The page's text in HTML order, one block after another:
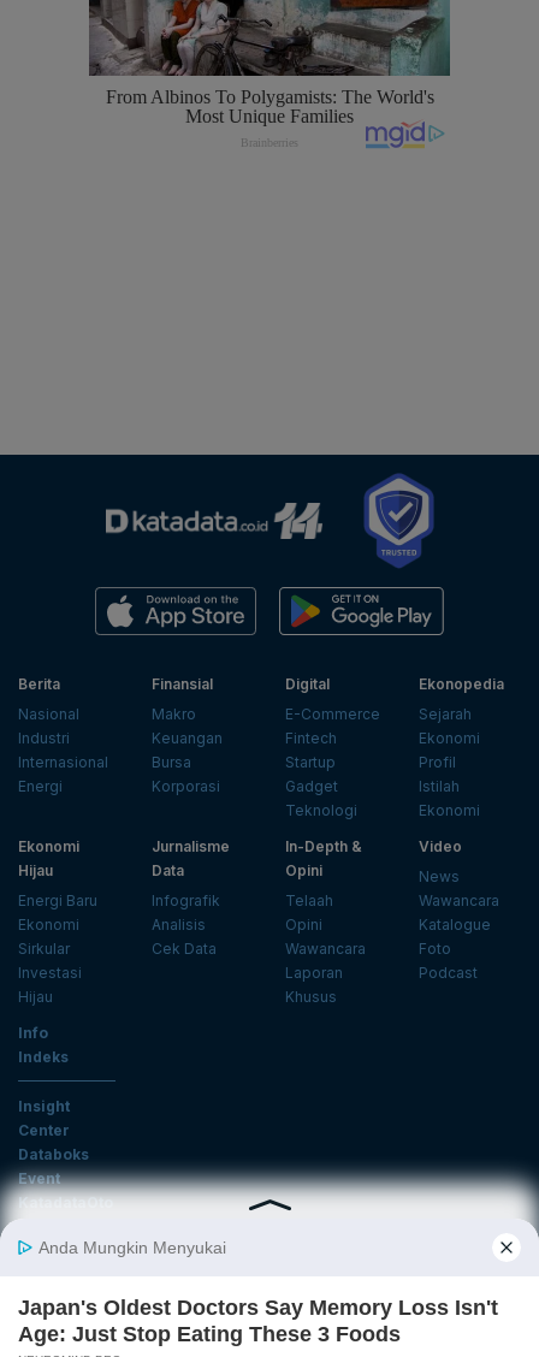
Berita
Nasional
Industri
Internasional
Energi
Finansial
Makro
Keuangan
Bursa
Korporasi
Digital
E-Commerce
Fintech
Startup
Gadget
Teknologi
Ekonopedia
Sejarah
Ekonomi
Profil
Istilah
Ekonomi
Ekonomi
Hijau
Energi Baru
Ekonomi
Sirkular
Investasi
Hijau
Jurnalisme
Data
Infografik
Analisis
Cek Data
In-Depth &
Opini
Telaah
Opini
Wawancara
Laporan
Khusus
Video
News
Wawancara
Katalogue
Foto
Podcast
Info
Indeks
Insight
Center
Databoks
Event
KatadataOto
Email
Daftar